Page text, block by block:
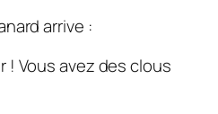
arrive :
! Vous avez des clous